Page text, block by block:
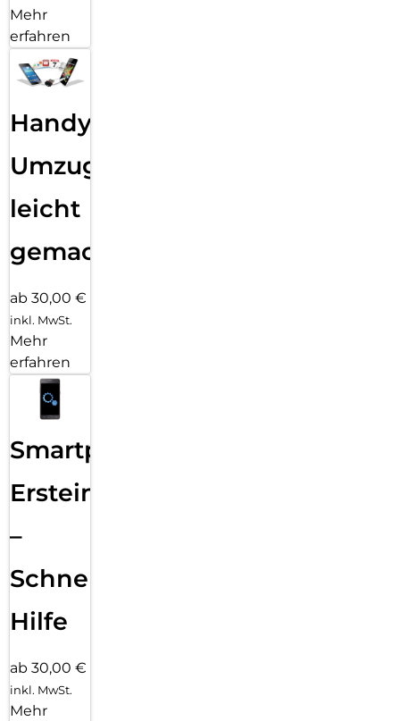
Mehr
erfahren
Handy
Umzug
leicht
gemacht!
ab 30,00 €
inkl. MwSt.
Mehr
erfahren
Smartphone
Ersteinrichtung
–
Schnelle
Hilfe
ab 30,00 €
inkl. MwSt.
Mehr